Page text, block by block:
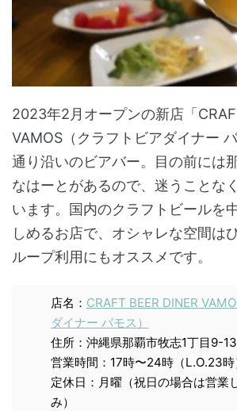
2023年2月オープンの新店「
VAMOS（クラフトビアダイナー
通り沿いのビアバー。目の前には
なはーとがあるので、迷うことな
います。国内のクラフトビールを
しめるお店で、オシャレな空間は
ループ利用にもオススメです。
店名： CRAFT BEER DINER
ダイナー バモス）
住所：沖縄県那覇市牧志1丁目9-13
営業時間：17時〜24時（L.O.23時
定休日：月曜（祝日の場合は営業
み）